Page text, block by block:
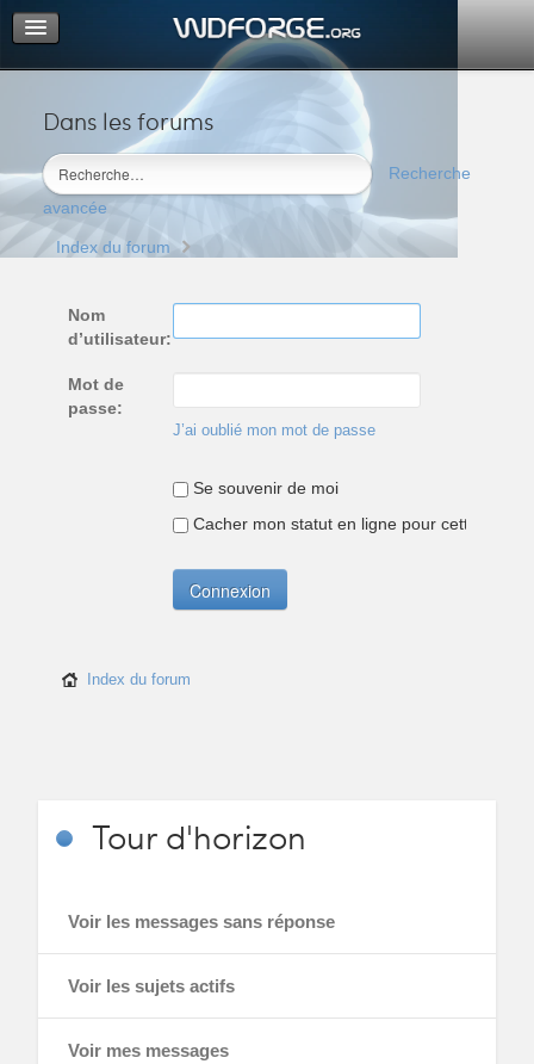
Dans les forums
Recherche
avancée
Portail
Index du forum
M’enregistrer
Connexion
Index du forum
Nom
d’utilisateur:
Mot de
passe:
J’ai oublié mon mot de passe
Se souvenir de moi
Cacher mon statut en ligne pour cette
Index du forum
Tourd'horizon
Voir les messages sans réponse
Voir les sujets actifs
Voir mes messages